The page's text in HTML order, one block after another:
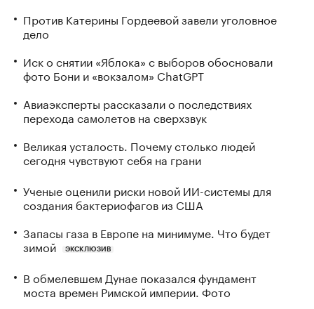
Против Катерины Гордеевой завели уголовное
дело
Иск о снятии «Яблока» с выборов обосновали
фото Бони и «вокзалом» ChatGPT
Авиаэксперты рассказали о последствиях
перехода самолетов на сверхзвук
Великая усталость. Почему столько людей
сегодня чувствуют себя на грани
Ученые оценили риски новой ИИ-системы для
создания бактериофагов из США
Запасы газа в Европе на минимуме. Что будет
зимой
ЭКСКЛЮЗИВ
В обмелевшем Дунае показался фундамент
моста времен Римской империи. Фото